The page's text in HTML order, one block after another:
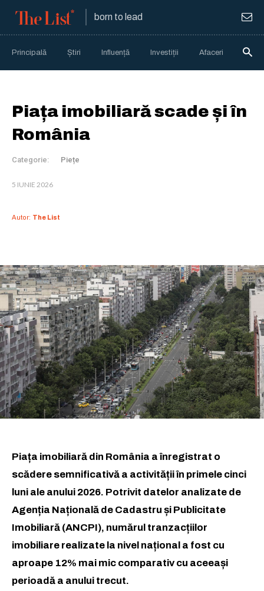
born to lead
Principală Știri Influență Investiții Afaceri
Piața imobiliară scade și în
România
Categorie: Piețe
5 IUNIE 2026
Autor: The List
Piața imobiliară din România a înregistrat o
scădere semnificativă a activității în primele cinci
luni ale anului 2026. Potrivit datelor analizate de
Agenția Națională de Cadastru și Publicitate
Imobiliară (ANCPI), numărul tranzacțiilor
imobiliare realizate la nivel național a fost cu
aproape 12% mai mic comparativ cu aceeași
perioadă a anului trecut.